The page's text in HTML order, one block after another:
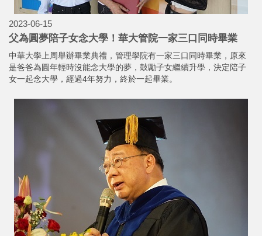
2023-06-15
父為圓夢陪子女念大學！華大管院一家三口同時畢業
中華大學上周舉辦畢業典禮，管理學院有一家三口同時畢業，原來
是爸爸為圓年輕時沒能念大學的夢，鼓勵子女繼續升學，決定陪子
女一起念大學，經過4年努力，終於一起畢業。